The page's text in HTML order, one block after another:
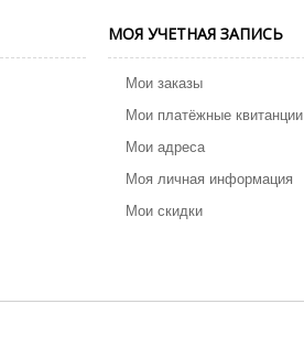
МОЯ УЧЕТНАЯ ЗАПИСЬ
Мои заказы
Мои платёжные квитанции
Мои адреса
Моя личная информация
Мои скидки